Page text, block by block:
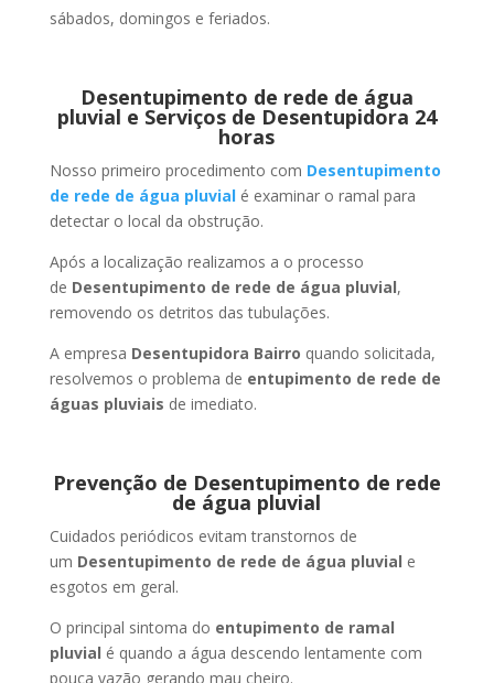
sábados, domingos e feriados.
Desentupimento de rede de água
pluvial e Serviços de Desentupidora 24
horas
Nosso primeiro procedimento com Desentupimento
de rede de água pluvialé examinar o ramal para
detectar o local da obstrução.
Após a localização realizamos a o processo
de Desentupimento de rede de água pluvial,
removendo os detritos das tubulações.
A empresa Desentupidora Bairro quando solicitada,
resolvemos o problema de entupimento de rede de
águas pluviais de imediato.
Prevenção de Desentupimento de rede
de água pluvial
Cuidados periódicos evitam transtornos de
um Desentupimento de rede de água pluvial e
esgotos em geral.
O principal sintoma do entupimento de ramal
pluvial é quando a água descendo lentamente com
pouca vazão gerando mau cheiro.